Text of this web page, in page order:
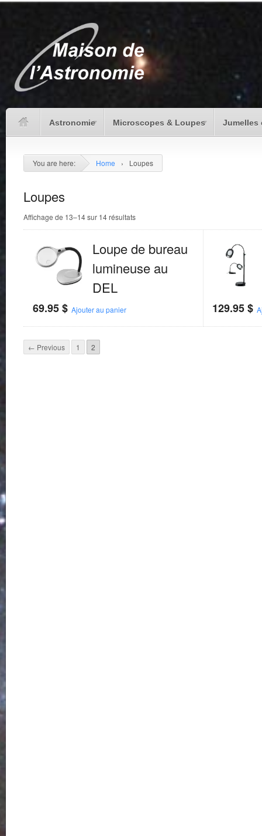
Astronomie Microscopes & Loupes Jumelles
You are here: Home › Loupes
Loupes
Affichage de 13–14 sur 14 résultats
Loupe de bureau
lumineuse au
DEL
69.95$ Ajouter au panier 129.95$
← Previous 1 2